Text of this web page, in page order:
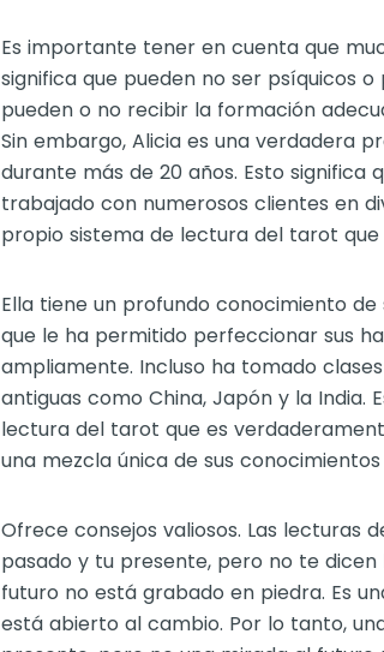
Es importante tener en cuenta que
significa que pueden no ser psíquicos
pueden o no recibir la formación
Sin embargo, Alicia es una verdadera
durante más de 20 años. Esto
trabajado con numerosos clientes en
propio sistema de lectura del tarot
Ella tiene un profundo conocimiento
que le ha permitido perfeccionar sus
ampliamente. Incluso ha tomado
antiguas como China, Japón y la
lectura del tarot que es
una mezcla única de sus
Ofrece consejos valiosos. Las lecturas
pasado y tu presente, pero no te
futuro no está grabado en piedra. Es
está abierto al cambio. Por lo tanto,